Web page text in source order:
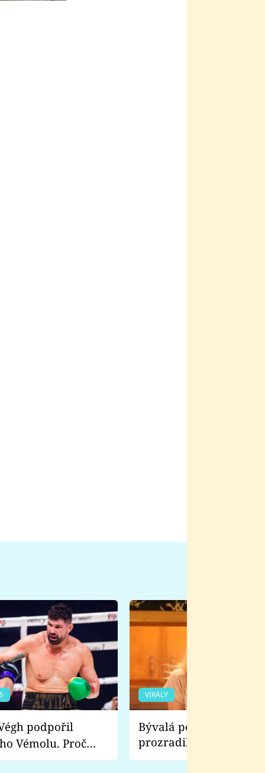
Vémolu. Proč
zápasit s ním než
VIRÁLY
Bývalá pornoherečka
prozradila, co ji
natáčení Euforie.